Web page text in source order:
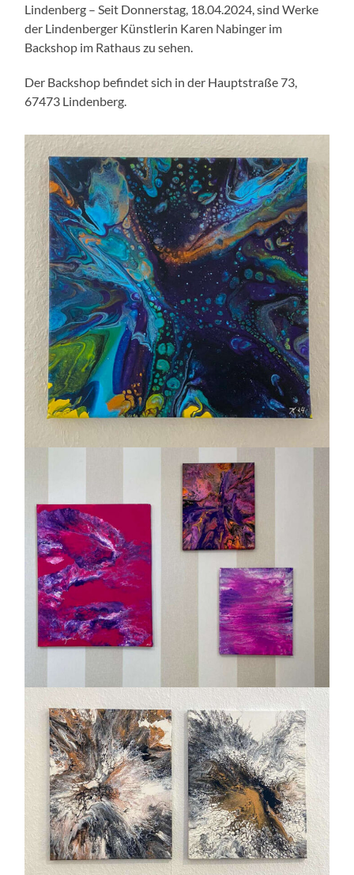
Lindenberg – Seit Donnerstag, 18.04.2024, sind Werke
der Lindenberger Künstlerin Karen Nabinger im
Backshop im Rathaus zu sehen.
Der Backshop befindet sich in der Hauptstraße 73,
67473 Lindenberg.